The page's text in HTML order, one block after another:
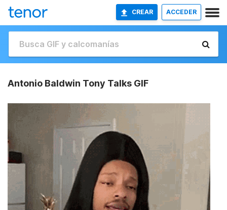
CREAR ACCEDER
Antonio Baldwin Tony Talks GIF